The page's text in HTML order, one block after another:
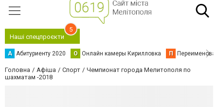
Наші спецпроєкти
5
А Абитуриенту 2020 О Онлайн камеры Кирилловка П
Головна Афіша Спорт
Чемпионат города Мелитополя по
шахматам -2018